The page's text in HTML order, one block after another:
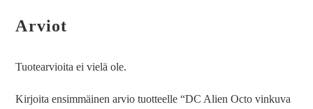
Arviot
Tuotearvioita ei vielä ole.
Kirjoita ensimmäinen arvio tuotteelle “DC Alien Octo vinkuva